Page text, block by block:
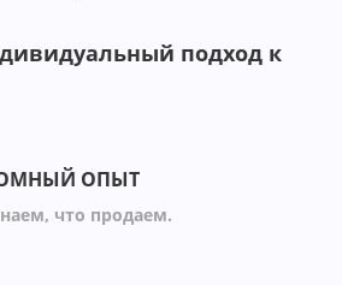
подход к
ОПЫТ
что продаем.